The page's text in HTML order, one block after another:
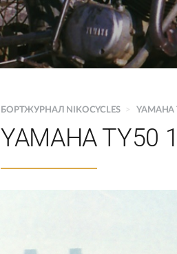
БОРТЖУРНАЛ NIKOCYCLES > YAMAHA
YAMAHA TY50